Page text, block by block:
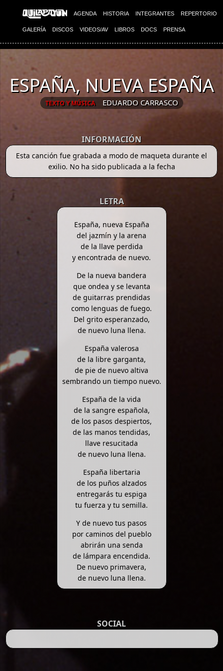
AGENDA HISTORIA INTEGRANTES REPERTORIO
GALERÍA DISCOS VIDEOS/AV LIBROS DOCS PRENSA
ESPAÑA, NUEVA ESPAÑA
TEXTO Y MÚSICA EDUARDO CARRASCO
INFORMACIÓN
Esta canción fue grabada a modo de maqueta durante el
exilio. No ha sido publicada a la fecha
LETRA
España, nueva España
del jazmín y la arena
de la llave perdida
y encontrada de nuevo.
De la nueva bandera
que ondea y se levanta
de guitarras prendidas
como lenguas de fuego.
Del grito esperanzado,
de nuevo luna llena.
España valerosa
de la libre garganta,
de pie de nuevo altiva
sembrando un tiempo nuevo.
España de la vida
de la sangre española,
de los pasos despiertos,
de las manos tendidas,
llave resucitada
de nuevo luna llena.
España libertaria
de los puños alzados
entregarás tu espiga
tu fuerza y tu semilla.
Y de nuevo tus pasos
por caminos del pueblo
abrirán una senda
de lámpara encendida.
De nuevo primavera,
de nuevo luna llena.
SOCIAL